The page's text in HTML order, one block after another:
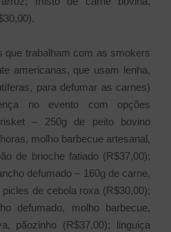
que trabalham com as smokers
americanas, que usam lenha,
para defumar as carnes)
no evento com opções
– 250g de peito bovino
molho barbecue artesanal,
de brioche fatiado (R$37,00);
defumado – 160g de carne,
de cebola roxa (R$30,00);
defumado, molho barbecue,
pãozinho (R$37,00); linguiça